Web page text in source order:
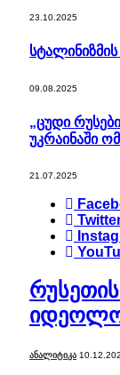
23.10.2025
09.08.2025
„ცუდი
უკრაინაში
21.07.2025
ᲐᲜᲐᲚᲘᲢᲘᲙᲐ